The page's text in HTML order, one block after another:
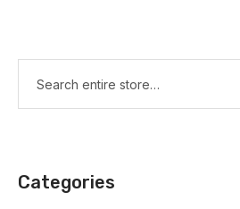
Categories